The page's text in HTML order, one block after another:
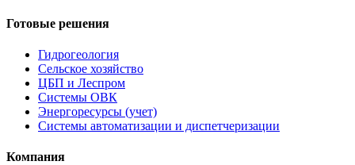
Готовые решения
Гидрогеология
Сельское хозяйство
ЦБП и Леспром
Системы ОВК
Энергоресурсы (учет)
Системы автоматизации и диспетчеризации
Компания